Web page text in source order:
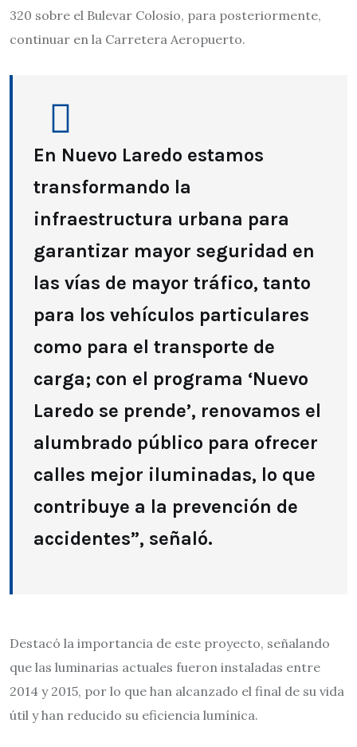
320 sobre el Bulevar Colosio, para posteriormente,
continuar en la Carretera Aeropuerto.
En Nuevo Laredo estamos
transformando la
infraestructura urbana para
garantizar mayor seguridad en
las vías de mayor tráfico, tanto
para los vehículos particulares
como para el transporte de
carga; con el programa ‘Nuevo
Laredo se prende’, renovamos el
alumbrado público para ofrecer
calles mejor iluminadas, lo que
contribuye a la prevención de
accidentes”, señaló.
Destacó la importancia de este proyecto, señalando
que las luminarias actuales fueron instaladas entre
2014 y 2015, por lo que han alcanzado el final de su vida
útil y han reducido su eficiencia lumínica.